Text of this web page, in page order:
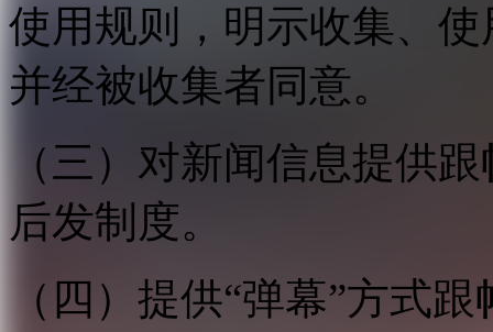
使用规则，明示收集、
并经被收集者同意。
（三）对新闻信息提供
后发制度。
（四）提供“弹幕”方式